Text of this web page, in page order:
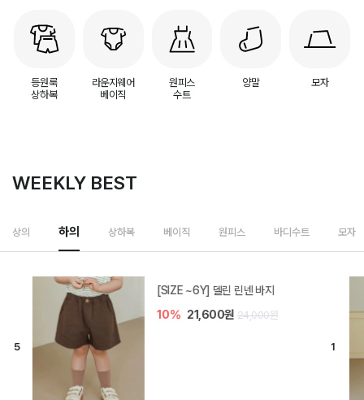
등원룩
상하복
라운지웨어
베이직
원피스
수트
양말 모자
WEEKLY BEST
상의 하의 상하복 베이직 원피스 바디수트 모자
[SIZE ~6Y] 델린 린넨 바지
10% 21,600원 24,000원